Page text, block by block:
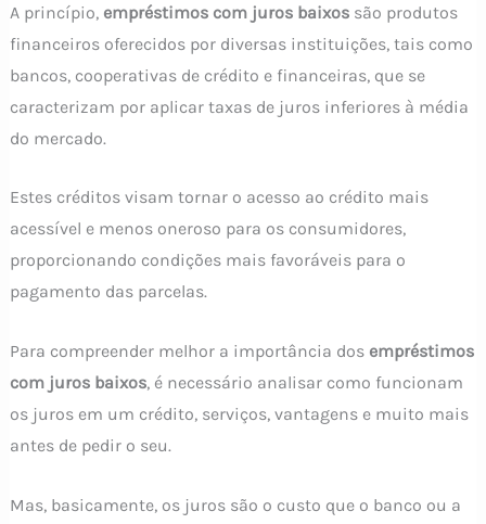
A princípio,empréstimos com juros baixossão produtos
financeiros oferecidos por diversas instituições, tais como
bancos, cooperativas de crédito e financeiras, que se
caracterizam por aplicar taxas de juros inferiores à média
do mercado.
Estes créditos visam tornar o acesso ao crédito mais
acessível e menos oneroso para os consumidores,
proporcionando condições mais favoráveis para o
pagamento das parcelas.
Para compreender melhor a importância dos empréstimos
com juros baixos, é necessário analisar como funcionam
os juros em um crédito, serviços, vantagens e muito mais
antes de pedir o seu.
Mas, basicamente, os juros são o custo que o banco ou a